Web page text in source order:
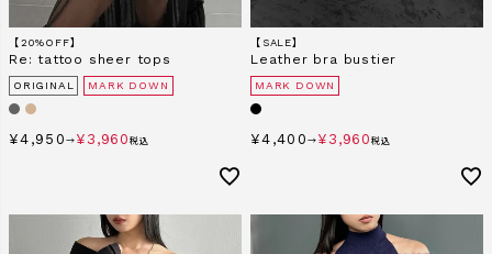
【20%OFF】
Re: tattoo sheer tops
ORIGINAL MARK DOWN
¥4,950 → ¥ 3,960 税込
【SALE】
Leather bra bustier
MARK DOWN
¥4,400 → ¥ 3,960 税込